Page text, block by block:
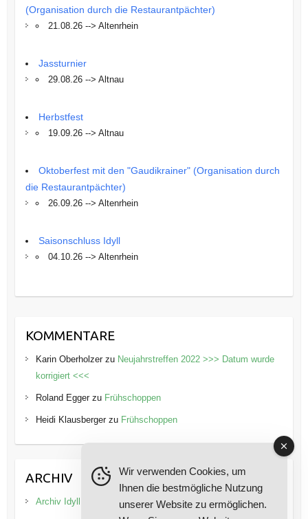
(Organisation durch die Restaurantpächter)
21.08.26 --> Altenrhein
Jassturnier
29.08.26 --> Altnau
Herbstfest
19.09.26 --> Altnau
Oktoberfest mit den "Gaudikrainer" (Organisation durch
die Restaurantpächter)
26.09.26 --> Altenrhein
Saisonschluss Idyll
04.10.26 --> Altenrhein
KOMMENTARE
Karin Oberholzerzu Neujahrstreffen 2022 >>> Datum wurde
korrigiert <<<
Roland Eggerzu Frühschoppen
Heidi Klausbergerzu Frühschoppen
ARCHIV
Archiv Idyll
Wir verwenden Cookies, um
Ihnen die bestmögliche Nutzung
unserer Website zu ermöglichen.